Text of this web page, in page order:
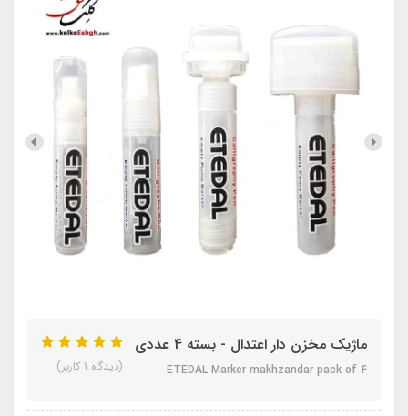
ماژیک مخزن‏ دار اعتدال - بسته 4 عددی
ETEDAL Marker makhzandar pack of 4 (دیدگاه 1 کاربر)